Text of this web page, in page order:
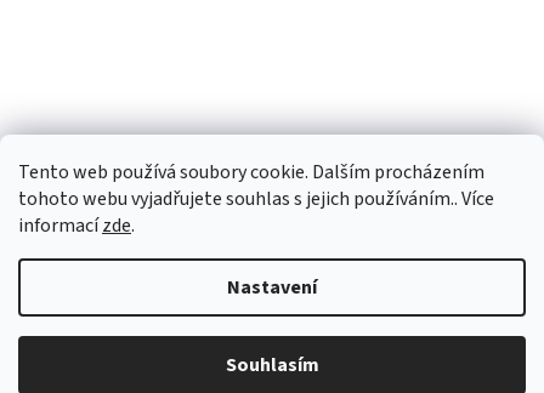
Tento web používá soubory cookie. Dalším procházením
tohoto webu vyjadřujete souhlas s jejich používáním.. Více
informacízde.
Nastavení
Souhlasím
Copyright 202624BRICK. Všechna práva vyhrazena.Upravit
nastavení cookies